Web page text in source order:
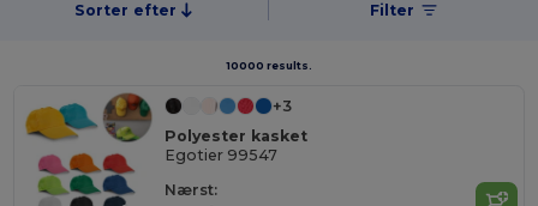
Sorter efter Filter
10000 results.
+3
Polyester kasket
Egotier 99547
Nærst: